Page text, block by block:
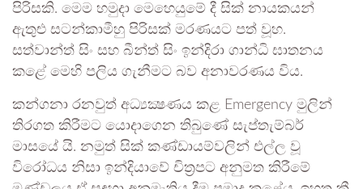
පිරිසකි. මෙම හමුදා මෙහෙයුමේ දී සික් නායකයන්
ඇතුළු සටන්කාමීහු පිරිසක් මරණයට පත් වූහ.
සත්වාන්ත් සිං සහ බීන්ත් සිං ඉන්දිරා ගාන්ධි ඝාතනය
කළේ මෙහි පලිය ගැනීමට බව අනාවරණය විය.
කන්ගනා රනවුත් අධ්‍යක්‍ෂණය කළ Emergency මුලින්
තිරගත කිරීමට යොදාගෙන තිබුණේ සැප්තැම්බර්
මාසයේ යි. නමුත් සික් කණ්ඩායම්වලින් එල්ල වූ
විරෝධය නිසා ඉන්දියාවේ චිත්‍රපට අනුමත කිරීමේ